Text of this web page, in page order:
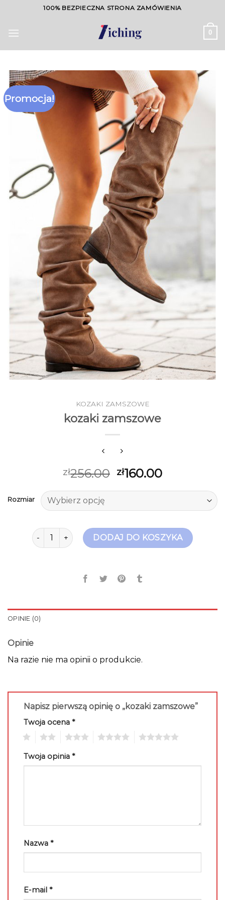
content
100% BEZPIECZNA STRONA ZAMÓWIENIA
0
Promocja!
KOZAKI ZAMSZOWE
kozaki zamszowe
zł256.00 zł160.00
Rozmiar
ilość kozaki zamszoweDODAJ DO KOSZYKA
OPINIE (0)
Opinie
Na razie nie ma opinii o produkcie.
Napisz pierwszą opinię o „kozaki zamszowe”
Twoja ocena *
Twoja opinia *
Nazwa *
E-mail *